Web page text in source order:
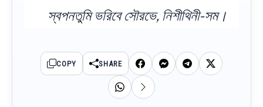
স্বপনতুমি ভরিবে সৌরভে, নিশীথিনী-সম।
COPY SHARE